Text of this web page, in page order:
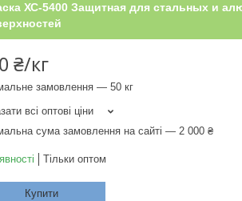
ХС-5400 Защитная для стальных и
₴/кг
замовлення — 50 кг
всі оптові ціни
сума замовлення на сайті — 2 000 ₴
Тільки оптом
Купити